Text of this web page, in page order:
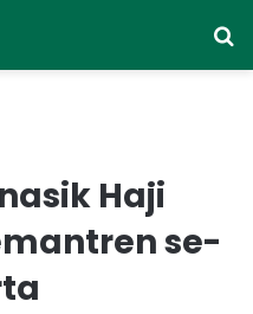
Haji
se-